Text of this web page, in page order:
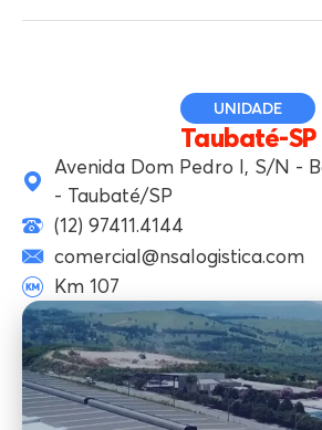
UNIDADE
Taubaté-SP
Avenida Dom Pedro I, S/N -
- Taubaté/SP
(12) 97411.4144
comercial@nsalogistica.com
Km 107